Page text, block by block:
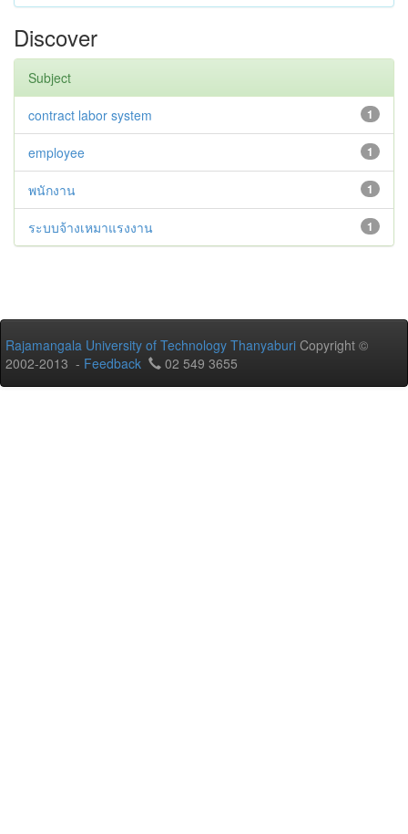
Discover
Subject
1
contract labor system
1
employee
1
พนักงาน
1
ระบบจ้างเหมาแรงงาน
Rajamangala University of Technology Thanyaburi Copyright ©
2002-2013 - Feedback 02 549 3655